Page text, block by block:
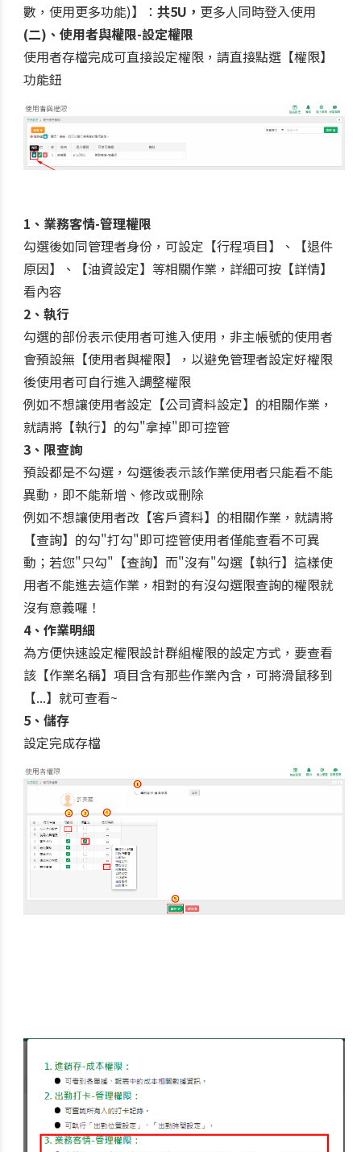
數，使用更多功能)】： 共5U， 更多人同時登入使用
(二)、使用者與權限-設定權限
使用者存檔完成可直接設定權限，請直接點選【權限】
功能鈕
1、業務客情-管理權限
勾選後如同管理者身份，可設定【行程項目】、【退件
原因】、【油資設定】等相關作業，詳細可按【詳情】
看內容
2、執行
勾選的部份表示使用者可進入使用，非主帳號的使用者
會預設無【使用者與權限】，以避免管理者設定好權限
後使用者可自行進入調整權限
例如不想讓使用者設定【公司資料設定】的相關作業，
就請將【執行】的勾"拿掉"即可控管
3、限查詢
預設都是不勾選，勾選後表示該作業使用者只能看不能
異動，即不能新增、修改或刪除
例如不想讓使用者改【客戶資料】的相關作業，就請將
【查詢】的勾"打勾"即可控管使用者僅能查看不可異
動；若您"只勾"【查詢】而"沒有"勾選【執行】這樣使
用者不能進去這作業，相對的有沒勾選限查詢的權限就
沒有意義囉！
4、作業明細
為方便快速設定權限設計群組權限的設定方式，要查看
該【作業名稱】項目含有那些作業內含，可將滑鼠移到
【...】就可查看~
5、儲存
設定完成存檔